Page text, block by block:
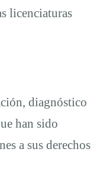
licenciaturas
diagnóstico
han sido
a sus derechos